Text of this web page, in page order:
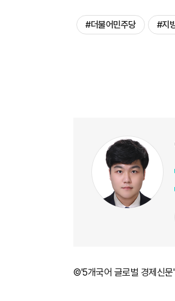
#더불어민주당 #지
©'5개국어 글로벌 경제신문